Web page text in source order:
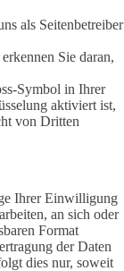
als Seitenbetreiber
Sie daran,
Symbol in Ihrer
aktiviert ist,
von Dritten
Ihrer Einwilligung
an sich oder
Format
der Daten
dies nur, soweit